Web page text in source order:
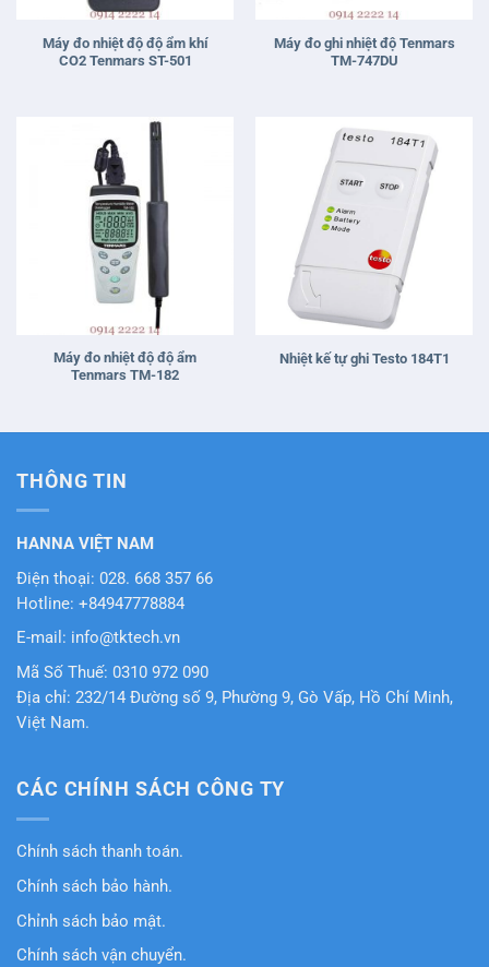
Máy đo nhiệt độ độ ẩm khí
CO2 Tenmars ST-501
Máy đo ghi nhiệt độ Tenmars
TM-747DU
Máy đo nhiệt độ độ ẩm
Tenmars TM-182
Nhiệt kế tự ghi Testo 184T1
THÔNG TIN
HANNA VIỆT NAM
Điện thoại: 028. 668 357 66
Hotline: +84947778884
E-mail: info@tktech.vn
Mã Số Thuế: 0310 972 090
Địa chỉ: 232/14 Đường số 9, Phường 9, Gò Vấp, Hồ Chí Minh,
Việt Nam.
CÁC CHÍNH SÁCH CÔNG TY
Chính sách thanh toán.
Chính sách bảo hành.
Chỉnh sách bảo mật.
Chính sách vận chuyển.